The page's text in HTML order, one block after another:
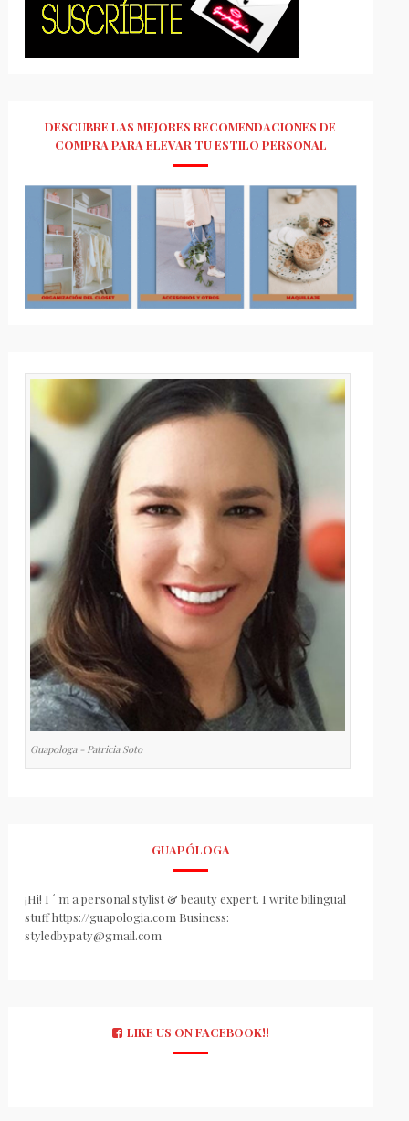
DESCUBRE LAS MEJORES RECOMENDACIONES DE
COMPRA PARA ELEVAR TU ESTILO PERSONAL
Guapologa - Patricia Soto
GUAPÓLOGA
¡Hi! I ´ m a personal stylist & beauty expert. I write bilingual
stuff https://guapologia.com Business:
styledbypaty@gmail.com
LIKE US ON FACEBOOK!!